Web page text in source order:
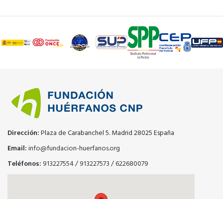
Dirección:Plaza de Carabanchel 5. Madrid 28025 España
Email:info@fundacion-huerfanos.org
Teléfonos: 913227554/913227573/622680079